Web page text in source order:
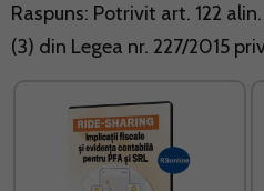
Raspuns: Potrivit art. 122
(3) din Legea nr. 227/2015